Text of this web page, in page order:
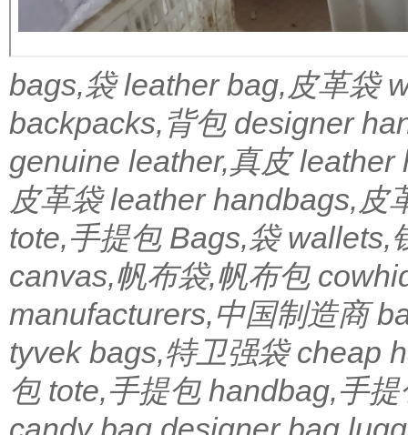
bags,袋 leather bag,皮革袋
backpacks,背包 designer
genuine leather,真皮 leather
皮革袋 leather handbags,皮
tote,手提包 Bags,袋 wallets,
canvas,帆布袋,帆布包
manufacturers,中国制造商
tyvek bags,特卫强袋 cheap
包 tote,手提包 handbag,手提